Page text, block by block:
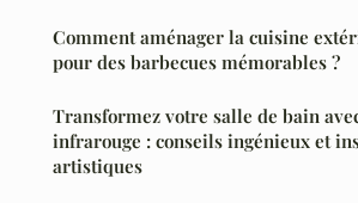
Comment aménager la cuisine
pour des barbecues mémorables ?
Transformez votre salle de bain
infrarouge : conseils ingénieux et
artistiques